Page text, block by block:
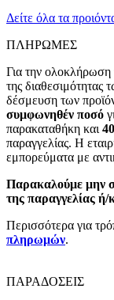
Δείτε όλα τα
ΠΛΗΡΩΜΕΣ
Για την ολοκλήρωση
της διαθεσιμότητας
δέσμευση των
συμφωνηθέν ποσό
παρακαταθήκη και
παραγγελίας. Η
εμπορεύματα με
Παρακαλούμε μην
της παραγγελίας ή/
Περισσότερα για
πληρωμών.
ΠΑΡΑΔΟΣΕΙΣ